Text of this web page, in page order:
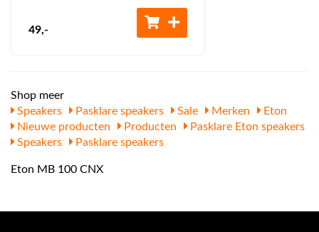
49,-
Shop meer
Speakers
Pasklare speakers Sale Merken
Eton
Nieuwe producten
Producten
Pasklare Eton speakers
Speakers
Pasklare speakers
Eton MB 100 CNX